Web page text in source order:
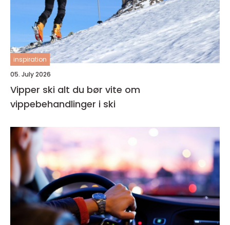
inspiration
05. July 2026
Vipper ski alt du bør vite om
vippebehandlinger i ski